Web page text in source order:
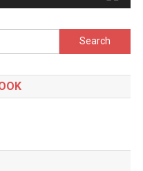
Search
for: